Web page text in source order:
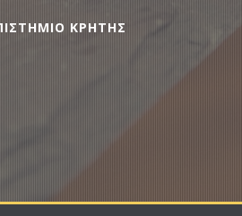
ΠΕΡΙΣΣΟΤΕΡΑΚΡΗΤΗΣ
συνολικά.”